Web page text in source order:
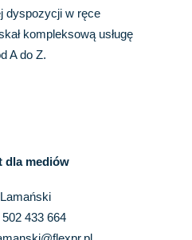
dyspozycji w ręce
kompleksową usługę
A do Z.
dla mediów
433 664